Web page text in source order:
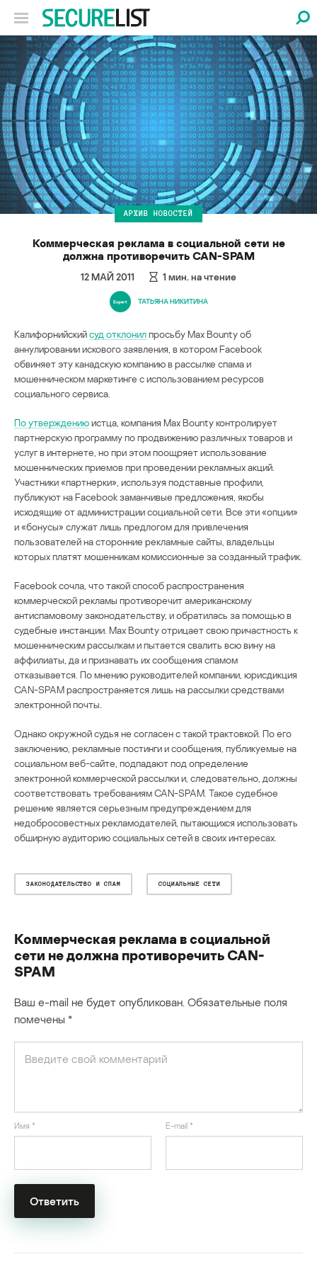
АРХИВ НОВОСТЕЙ
Коммерческая реклама в социальной сети не
должна противоречить CAN-SPAM
12 МАЙ 2011 1 мин. на чтение
ТАТЬЯНА НИКИТИНА
Калифорнийскийсуд отклонилпросьбу Max Bounty об
аннулировании искового заявления, в котором Facebook
обвиняет эту канадскую компанию в рассылке спама и
мошенническом маркетинге с использованием ресурсов
социального сервиса.
По утверждениюистца, компания Max Bounty контролирует
партнерскую программу по продвижению различных товаров и
услуг в интернете, но при этом поощряет использование
мошеннических приемов при проведении рекламных акций.
Участники «партнерки», используя подставные профили,
публикуют на Facebook заманчивые предложения, якобы
исходящие от администрации социальной сети. Все эти «опции»
и «бонусы» служат лишь предлогом для привлечения
пользователей на сторонние рекламные сайты, владельцы
которых платят мошенникам комиссионные за созданный трафик.
Facebook сочла, что такой способ распространения
коммерческой рекламы противоречит американскому
антиспамовому законодательству, и обратилась за помощью в
судебные инстанции. Max Bounty отрицает свою причастность к
мошенническим рассылкам и пытается свалить всю вину на
аффилиаты, да и признавать их сообщения спамом
отказывается. По мнению руководителей компании, юрисдикция
CAN-SPAM распространяется лишь на рассылки средствами
электронной почты.
Однако окружной судья не согласен с такой трактовкой. По его
заключению, рекламные постинги и сообщения, публикуемые на
социальном веб-сайте, подпадают под определение
электронной коммерческой рассылки и, следовательно, должны
соответствовать требованиям CAN-SPAM. Такое судебное
решение является серьезным предупреждением для
недобросовестных рекламодателей, пытающихся использовать
обширную аудиторию социальных сетей в своих интересах.
ЗАКОНОДАТЕЛЬСТВО И СПАМ СОЦИАЛЬНЫЕ СЕТИ
Коммерческая реклама в социальной
сети не должна противоречить CAN-
SPAM
Ваш e-mail не будет опубликован. Обязательные поля
помечены *
Имя * E-mail *